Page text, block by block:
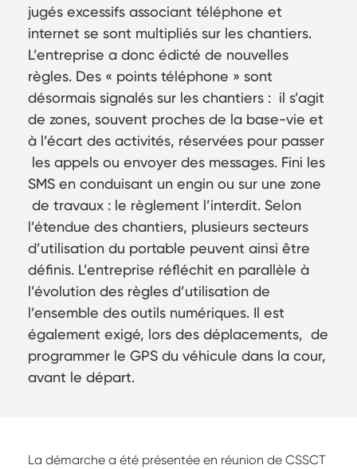
jugés excessifs associant téléphone et
internet se sont multipliés sur les chantiers.
L’entreprise a donc édicté de nouvelles
règles. Des « points téléphone » sont
désormais signalés sur les chantiers : il s’agit
de zones, souvent proches de la base-vie et
à l’écart des activités, réservées pour passer
les appels ou envoyer des messages. Fini les
SMS en conduisant un engin ou sur une zone
de travaux : le règlement l’interdit. Selon
l’étendue des chantiers, plusieurs secteurs
d’utilisation du portable peuvent ainsi être
définis. L’entreprise réfléchit en parallèle à
l’évolution des règles d’utilisation de
l’ensemble des outils numériques. Il est
également exigé, lors des déplacements, de
programmer le GPS du véhicule dans la cour,
avant le départ.
La démarche a été présentée en réunion de CSSCT